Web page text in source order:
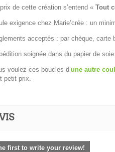
prix de cette création s’entend « Tout
exigence chez Marie’crée : un
acceptés : par chèque,
soignée dans du papier de
voulez ces boucles d’une autre
petit prix.
first to write your review!